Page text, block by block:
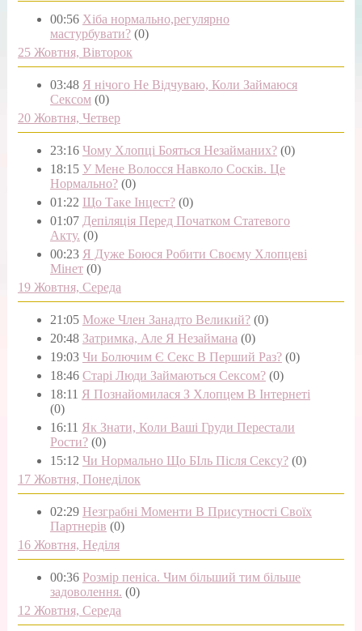
00:56 Хіба нормально,регулярно
мастурбувати? (0)
25 Жовтня, Вівторок
03:48 Я нічого Не Відчуваю, Коли Займаюся
Сексом (0)
20 Жовтня, Четвер
23:16 Чому Хлопці Бояться Незайманих? (0)
18:15 У Мене Волосся Навколо Сосків. Це
Нормально? (0)
01:22 Що Таке Інцест? (0)
01:07 Депіляція Перед Початком Статевого
Акту. (0)
00:23 Я Дуже Боюся Робити Своєму Хлопцеві
Мінет (0)
19 Жовтня, Середа
21:05 Може Член Занадто Великий? (0)
20:48 Затримка, Але Я Незаймана (0)
19:03 Чи Болючим Є Секс В Перший Раз? (0)
18:46 Старі Люди Займаються Сексом? (0)
18:11 Я Познайомилася З Хлопцем В Інтернеті
(0)
16:11 Як Знати, Коли Ваші Груди Перестали
Рости? (0)
15:12 Чи Нормально Що БІль Після Сексу? (0)
17 Жовтня, Понеділок
02:29 Незграбні Моменти В Присутності Своїх
Партнерів (0)
16 Жовтня, Неділя
00:36 Розмір пеніса. Чим більший тим більше
задоволення. (0)
12 Жовтня, Середа